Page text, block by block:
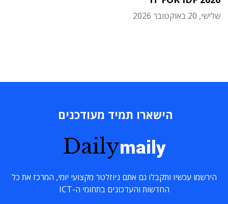
שלישי, 20 באוקטובר 2026
הישארו תמיד מעודכנים
Dailymaily
הירשמו עכשיו ותקבלו גם אתם ניוזלטר מקצועי יומי, המרכז את כל
החדשות והעדכונים בתחומי ה-ICT